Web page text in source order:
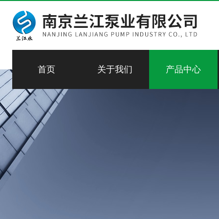
首页 关于我们 产品中心